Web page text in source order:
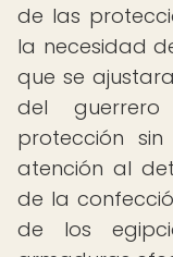
de las
la necesidad
que se
del
protección
atención al
de la
de los